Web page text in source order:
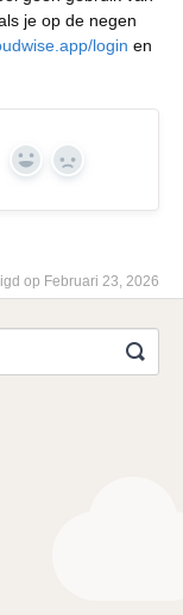
je op de negen
login en
Yes No
op Februari 23, 2026